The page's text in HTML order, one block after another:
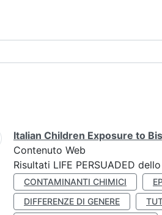
Italian Children Exposure to
Contenuto Web
Risultati LIFE PERSUADED
CONTAMINANTI CHIMICI
DIFFERENZE DI GENERE